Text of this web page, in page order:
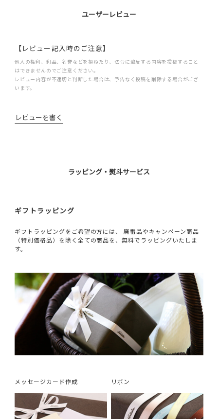
ユーザーレビュー
【レビュー記入時のご注意】
他人の権利、利益、名誉などを損ねたり、法令に違反する内容を投稿すること
はできませんのでご注意ください。
レビュー内容が不適切と判断した場合は、予告なく投稿を削除する場合がござ
います。
レビューを書く
ラッピング・熨斗サービス
ギフトラッピング
ギフトラッピングをご希望の方には、 廃番品やキャンペーン商品
（特別価格品）を除く全ての商品を、無料でラッピングいたしま
す。
メッセージカード作成 リボン